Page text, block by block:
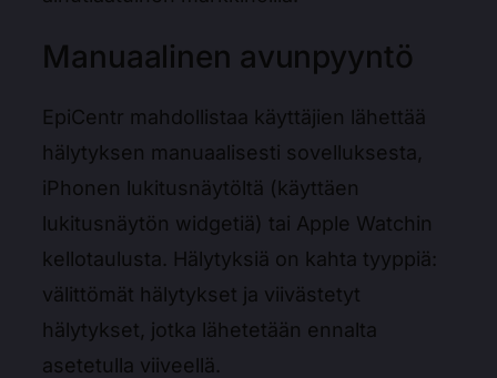
Manuaalinen avunpyyntö
EpiCentr mahdollistaa käyttäjien lähettää
hälytyksen manuaalisesti sovelluksesta,
iPhonen lukitusnäytöltä (käyttäen
lukitusnäytön widgetiä) tai Apple Watchin
kellotaulusta. Hälytyksiä on kahta tyyppiä:
välittömät hälytykset ja viivästetyt
hälytykset, jotka lähetetään ennalta
asetetulla viiveellä.